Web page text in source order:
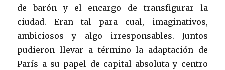
de barón y el encargo de transfigurar la
ciudad. Eran tal para cual, imaginativos,
ambiciosos y algo irresponsables. Juntos
pudieron llevar a término la adaptación de
París a su papel de capital absoluta y centro